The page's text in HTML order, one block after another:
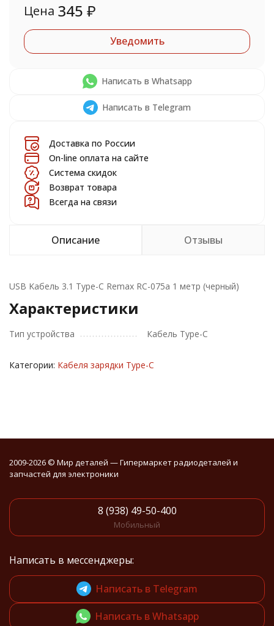
Цена 345 ₽
Уведомить
Написать в Whatsapp
Написать в Telegram
Доставка по России
On-line оплата на сайте
Система скидок
Возврат товара
Всегда на связи
Описание Отзывы
USB Kабель 3.1 Type-C Remax RC-075a 1 метр (черный)
Характеристики
Тип устройства Кабель Type-C
Категории: Кабеля зарядки Type-C
2009-2026 © Мир деталей — Гипермаркет радиодеталей и
запчастей для электроники
8 (938) 49-50-400
Мобильный
Написать в мессенджеры:
Написать в Telegram
Написать в Whatsapp